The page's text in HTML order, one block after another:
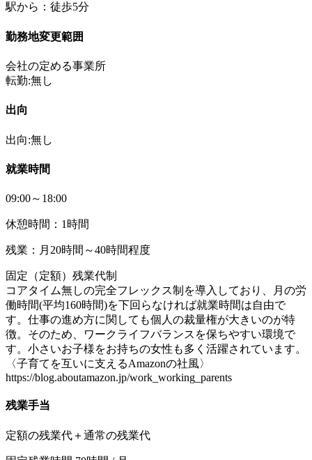
駅から：徒歩5分
勤務地変更範囲
会社の定める事業所
転勤:無し
出向
出向:無し
就業時間
09:00～18:00
休憩時間：1時間
残業：月20時間～40時間程度
固定（定額）残業代制
コアタイム無しの完全フレックス制を導入しており、月の労
働時間(平均160時間)を下回らなければ就業時間は自由で
す。仕事の進め方に関しても個人の裁量権が大きいのが特
徴。そのため、ワークライフバランスを保ちやすい環境で
す。小さいお子様をお持ちの女性も多く活躍されています。
〈子育てを互いに支えるAmazonの社風〉
https://blog.aboutamazon.jp/work_working_parents
残業手当
定額の残業代＋通常の残業代